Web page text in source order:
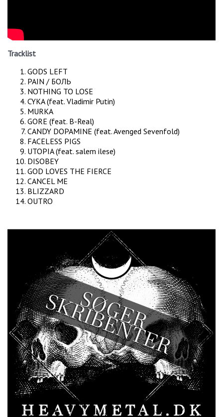
Tracklist
GODS LEFT
PAIN / БОЛЬ
NOTHING TO LOSE
CYKA (feat. Vladimir Putin)
MURKA
GORE (feat. B-Real)
CANDY DOPAMINE (feat. Avenged Sevenfold)
FACELESS PIGS
UTOPIA (feat. salem ilese)
DISOBEY
GOD LOVES THE FIERCE
CANCEL ME
BLIZZARD
OUTRO